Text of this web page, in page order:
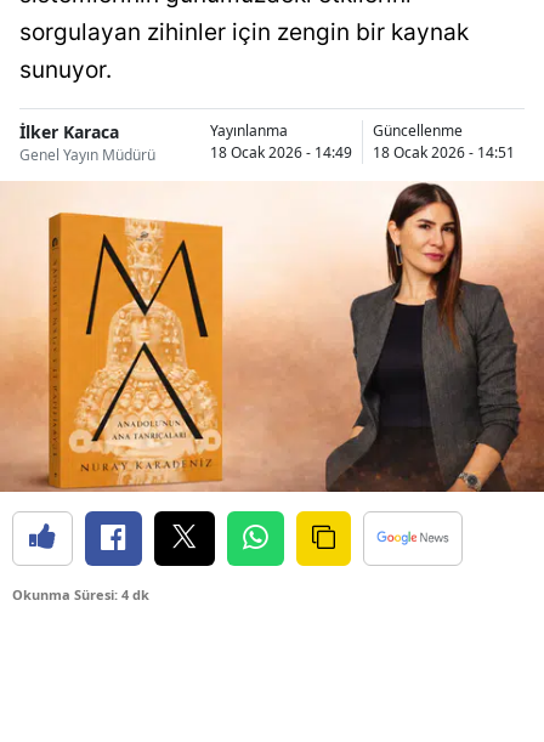
sorgulayan zihinler için zengin bir kaynak
sunuyor.
İlker Karaca
Genel Yayın Müdürü
Yayınlanma
18 Ocak 2026 - 14:49
Güncellenme
18 Ocak 2026 - 14:51
Okunma Süresi: 4 dk